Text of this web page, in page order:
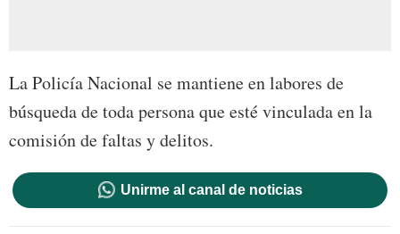
La Policía Nacional se mantiene en labores de
búsqueda de toda persona que esté vinculada en la
comisión de faltas y delitos.
Unirme al canal de noticias